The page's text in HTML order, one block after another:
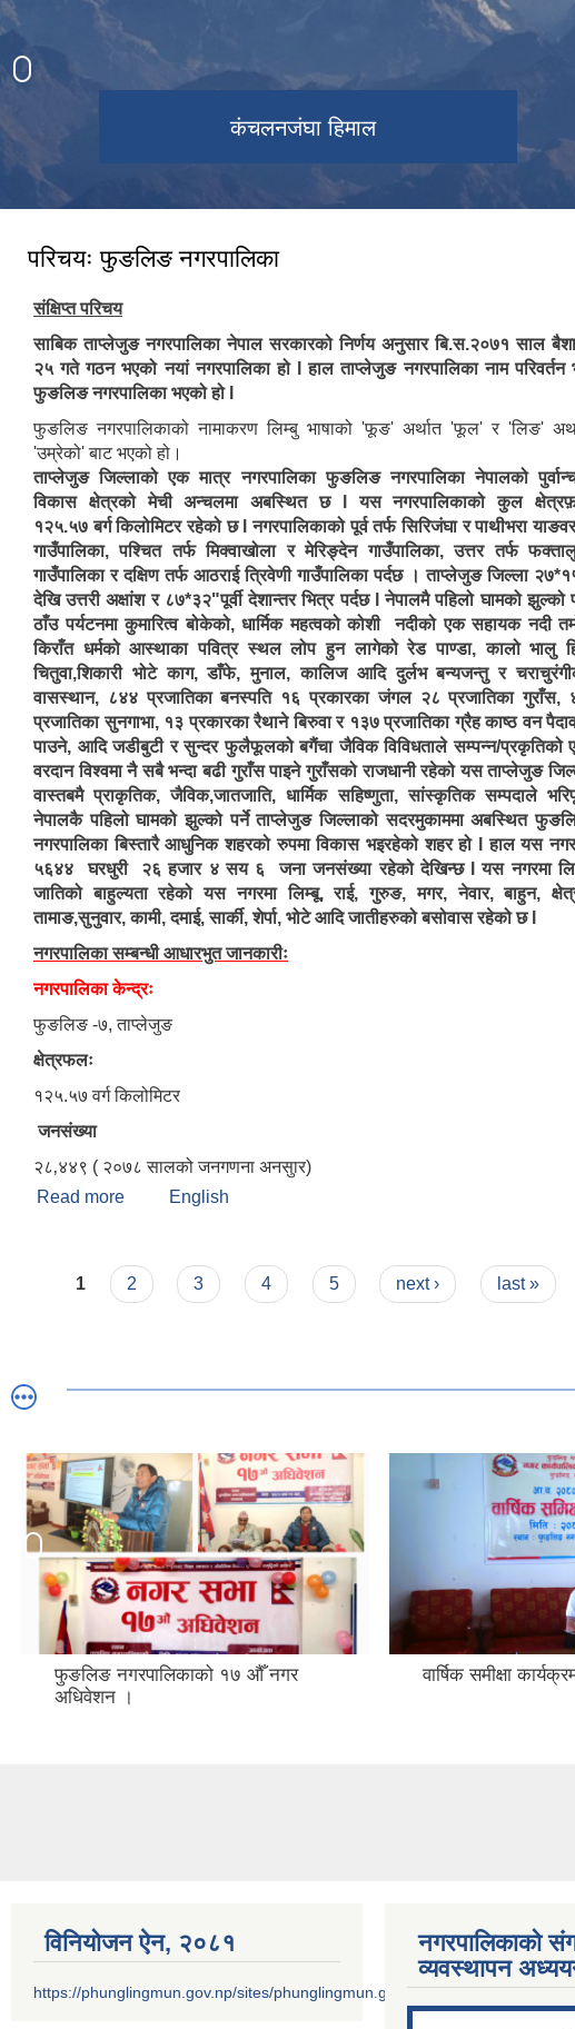
पाथीभरा मन्दिर बाट देखिएको हिमश्रृङ्खला
फुङलिङ नगरपालिकाबाट देखिएको
हिमश्रृङ्खला
कंचलनजंघा हिमाल
फुङलिङ नगरपालिका
परिचयः फुङलिङ नगरपालिका
संक्षिप्त परिचय
साबिक ताप्लेजुङ नगरपालिका नेपाल सरकारको निर्णय अनुसार बि.स.२०७१ साल
२५ गते गठन भएको नयां नगरपालिका हो l हाल ताप्लेजुङ नगरपालिका नाम परिवर्तन
फुङलिङ नगरपालिका भएको हो l
फुङलिङ नगरपालिकाको नामाकरण लिम्बु भाषाको 'फूङ' अर्थात 'फूल' र 'लिङ'
'उम्रेको' बाट भएको हो।
ताप्लेजुङ जिल्लाको एक मात्र नगरपालिका फुङलिङ नगरपालिका नेपालको
विकास क्षेत्रको मेची अन्चलमा अबस्थित छ l यस नगरपालिकाको कुल
१२५.५७ बर्ग किलोमिटर रहेको छ l नगरपालिकाको पूर्व तर्फ सिरिजंघा र पाथीभरा
गाउँपालिका, पश्चित तर्फ मिक्वाखोला र मेरिङ्देन गाउँपालिका, उत्तर तर्फ
गाउँपालिका र दक्षिण तर्फ आठराई त्रिवेणी गाउँपालिका पर्दछ । ताप्लेजुङ जिल्ला
देखि उत्तरी अक्षांश र ८७*३२"पूर्वी देशान्तर भित्र पर्दछ l नेपालमै पहिलो घामको झुल्को
ठाँउ पर्यटनमा कुमारित्व बोकेको, धार्मिक महत्वको कोशी नदीको एक सहायक नदी
किराँत धर्मको आस्थाका पवित्र स्थल लोप हुन लागेको रेड पाण्डा, कालो भालु
चितुवा,शिकारी भोटे काग, डाँफे, मुनाल, कालिज आदि दुर्लभ बन्यजन्तु र
वासस्थान, ८४४ प्रजातिका बनस्पति १६ प्रकारका जंगल २८ प्रजातिका गुराँस,
प्रजातिका सुनगाभा, १३ प्रकारका रैथाने बिरुवा र १३७ प्रजातिका ग्रैह काष्ठ वन
पाउने, आदि जडीबुटी र सुन्दर फुलैफूलको बगैंचा जैविक विविधताले सम्पन्न/प्रकृतिको
वरदान विश्वमा नै सबै भन्दा बढी गुराँस पाइने गुराँसको राजधानी रहेको यस ताप्लेजुङ
वास्तबमै प्राकृतिक, जैविक,जातजाति, धार्मिक सहिष्णुता, सांस्कृतिक सम्पदाले
नेपालकै पहिलो घामको झुल्को पर्ने ताप्लेजुङ जिल्लाको सदरमुकाममा अबस्थित
नगरपालिका बिस्तारै आधुनिक शहरको रुपमा विकास भइरहेको शहर हो l हाल यस
५६४४ घरधुरी २६ हजार ४ सय ६ जना जनसंख्या रहेको देखिन्छ l यस नगरमा
जातिको बाहुल्यता रहेको यस नगरमा लिम्बू, राई, गुरुङ, मगर, नेवार, बाहुन,
तामाङ,सुनुवार, कामी, दमाई, सार्की, शेर्पा, भोटे आदि जातीहरुको बसोवास रहेको छ l
नगरपालिका सम्बन्धी आधारभुत जानकारीः
नगरपालिका केन्द्रः
फुङलिङ -७, ताप्लेजुङ
क्षेत्रफलः
१२५.५७ वर्ग किलोमिटर
जनसंख्या
२८‚४४९ ( २०७८ सालको जनगणना अनसुार)
Read more about परिचयः फुङलिङ नगरपालिका
English
Pages
1 2 3 4 5 next › last »
फुङलिङ नगरपालिकाको १७ औँ नगर
अधिवेशन ।
वार्षिक समीक्षा
विनियोजन ऐन‚ २०८१
https://phunglingmun.gov.np/sites/phunglingmun.gov.np/files/documents/Al...
नगरपालिकाको
व्यवस्थापन